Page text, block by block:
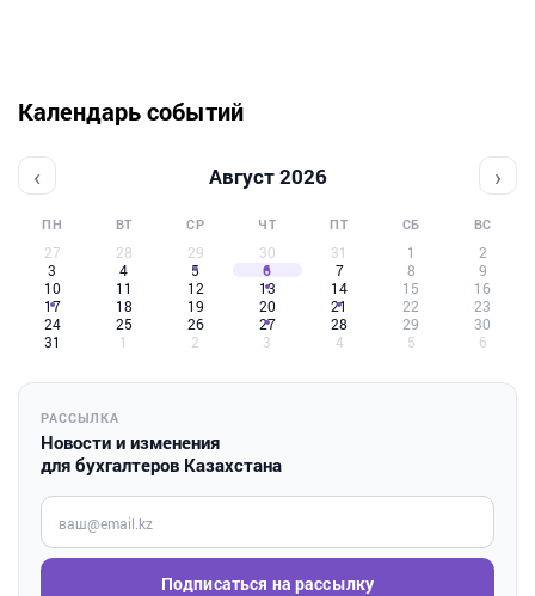
Календарь событий
‹ Август 2026 ›
ПН ВТ СР ЧТ ПТ СБ ВС
27 28 29 30 31 1
2
3
4 5 6 7 8
9
10
11 12 13 14 15
16
17
18 19 20 21 22
23
24
25 26 27 28 29
30
31
1 2 3 4 5 6
РАССЫЛКА
Новости и изменения
для бухгалтеров Казахстана
Введите ваш e-mail
Подписаться на рассылку